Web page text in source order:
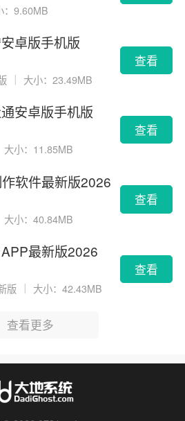
：9.60MB
卓版手机版
大小：23.49MB
查看
安卓版手机版
大小：11.85MB
查看
软件最新版2026
大小：40.84MB
查看
最新版2026
版 大小：42.43MB
查看
查看更多